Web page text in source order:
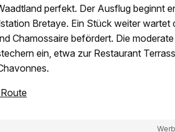
perfekt. Der Ausflug beginnt
Bretaye. Ein Stück weiter wartet
Chamossaire befördert. Die
ein, etwa zur Restaurant